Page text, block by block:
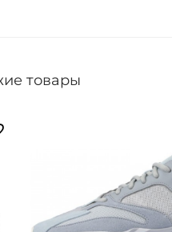
к
и
товары